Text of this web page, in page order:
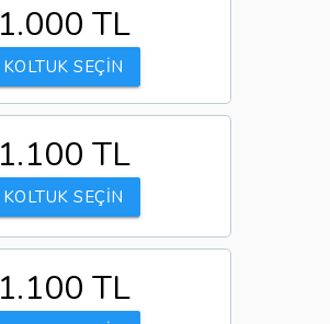
1.000 TL
KOLTUK SEÇİN
1.100 TL
KOLTUK SEÇİN
1.100 TL